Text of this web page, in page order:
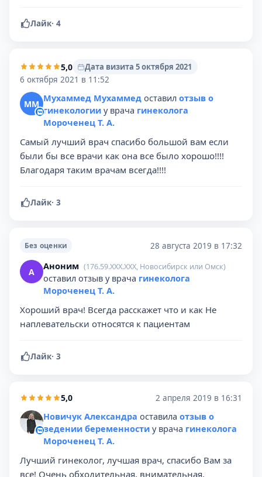
Лайк· 4
5,0
Дата визита 5 октября 2021
6 октября 2021 в 11:52
ММ Мухаммед Мухаммед оставил отзыв о
гинекологии у врача гинеколога
Мороченец Т. А.
Самый лучший врач спасибо большой вам если
были бы все врачи как она все было хорошо!!!!
Благодаря таким врачам всегда!!!!
Лайк· 3
Без оценки 28 августа 2019 в 17:32
А Аноним (176.59.XXX.XXX, Новосибирск или Омск)
оставил отзыв у врача гинеколога
Мороченец Т. А.
Хороший врач! Всегда расскажет что и как Не
наплевательски относятся к пациентам
Лайк· 3
5,0 2 апреля 2019 в 16:31
Новичук Александра оставила отзыв о
ведении беременности у врача гинеколога
Мороченец Т. А.
Лучший гинеколог, лучшая врач, спасибо Вам за
все! Очень обходительная, внимательная,